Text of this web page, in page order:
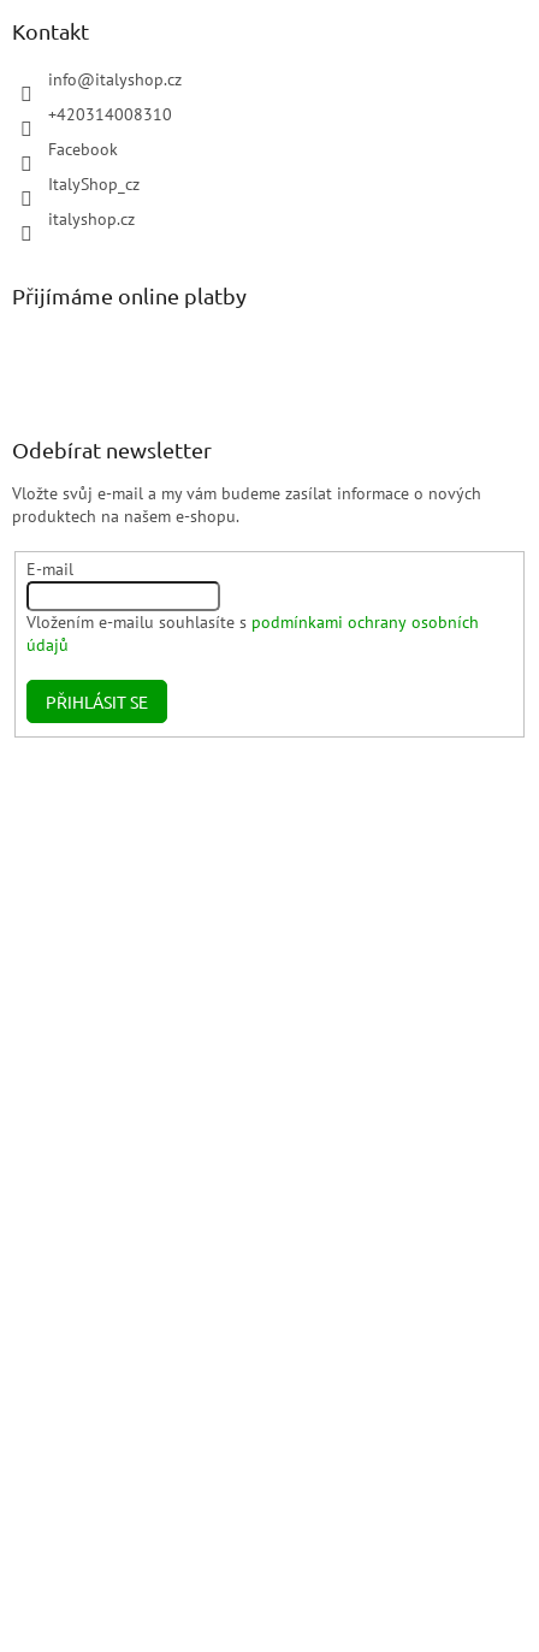
Kontakt
info@italyshop.cz
+420314008310
Facebook
ItalyShop_cz
italyshop.cz
Přijímáme online platby
Odebírat newsletter
Vložte svůj e-mail a my vám budeme zasílat informace o nových
produktech na našem e-shopu.
E-mail
Vložením e-mailu souhlasíte s podmínkami ochrany osobních
údajů
PŘIHLÁSIT SE